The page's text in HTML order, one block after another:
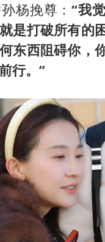
杨挽尊：“我
是打破所有的
东西阻碍你，
行。”